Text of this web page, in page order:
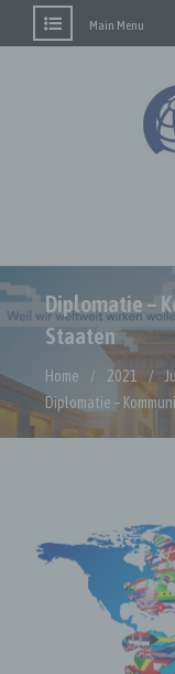
Main Menu
Diplomatie –
Staaten
Home 2021
Diplomatie –